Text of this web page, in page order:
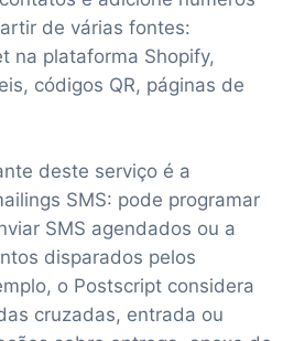
de várias fontes:
na plataforma Shopify,
códigos QR, páginas de
deste serviço é a
SMS: pode programar
SMS agendados ou a
disparados pelos
o Postscript considera
cruzadas, entrada ou